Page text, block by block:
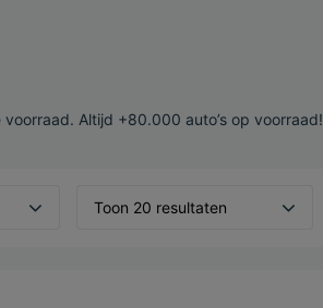
Altijd +80.000 auto’s op voorraad!
Toon 20 resultaten